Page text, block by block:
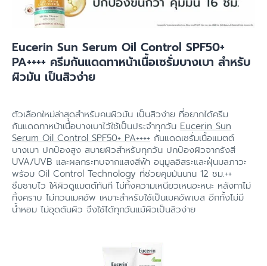
Eucerin Sun Serum Oil Control SPF50+
PA++++ ครีมกันแดดทาหน้าเนื้อเซรั่มบางเบา สำหรับ
ผิวมัน เป็นสิวง่าย
ตัวเลือกใหม่ล่าสุดสำหรับคนผิวมัน เป็นสิวง่าย ที่อยากได้ครีม
กันแดดทาหน้าเนื้อบางเบาไว้ใช้เป็นประจำทุกวัน Eucerin Sun
Serum Oil Control SPF50+ PA++++ กันแดดเซรั่มเนื้อแมตต์
บางเบา ปกป้องสูง สบายผิวสำหรับทุกวัน ปกป้องผิวจากรังสี
UVA/UVB และผลกระทบจากแสงสีฟ้า อนุมูลอิสระและฝุ่นมลภาวะ
พร้อม Oil Control Technology ที่ช่วยคุมมันนาน 12 ชม.++
ซึมซาบไว ให้ผิวดูแมตต์ทันที ไม่ทิ้งความเหนียวเหนอะหนะ หลังทาไม่
ทิ้งคราบ ไม่กวนเมคอัพ เหมาะสำหรับใช้เป็นเมคอัพเบส อีกทั้งไม่มี
น้ำหอม ไม่อุดตันผิว จึงใช้ได้ทุกวันแม้ผิวเป็นสิวง่าย